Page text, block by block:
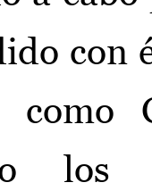
con
como
los